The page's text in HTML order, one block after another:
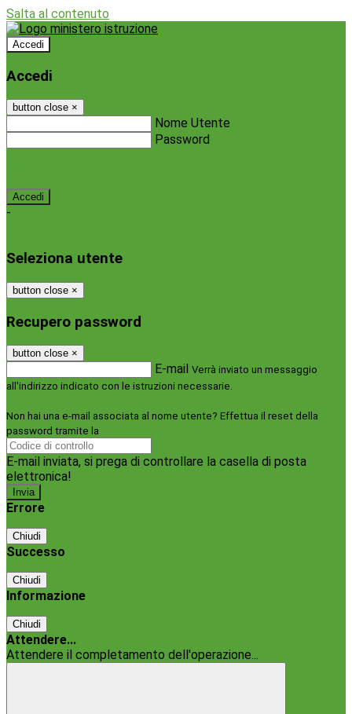
Salta al contenuto
Accedi
Accedi
button close ×
Nome Utente
Password
-
Seleziona utente
button close ×
Recupero password
button close ×
E-mail Verrà inviato un messaggio
all'indirizzo indicato con le istruzioni necessarie.
Non hai una e-mail associata al nome utente? Effettua il reset della
password tramite la
E-mail inviata, si prega di controllare la casella di posta
elettronica!
Errore
Chiudi
Successo
Chiudi
Informazione
Chiudi
Attendere...
Attendere il completamento dell'operazione...